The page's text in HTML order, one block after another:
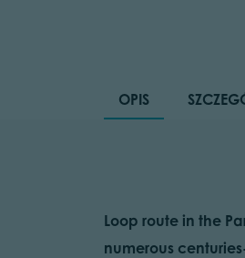
OPIS
Loop route in the
numerous